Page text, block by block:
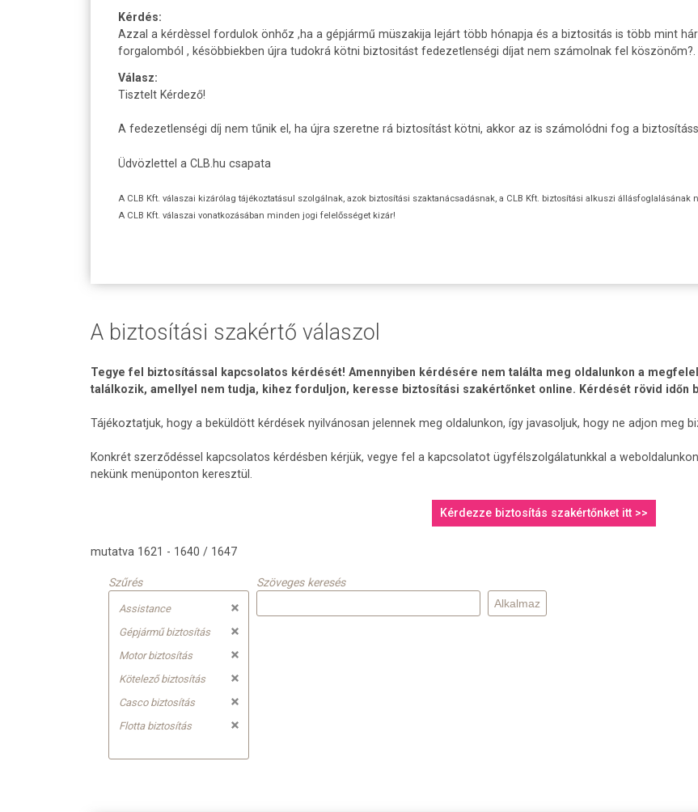
Kérdés:
Azzal a kérdèssel fordulok önhőz ,ha a gépjármű müszakija lejárt több hónapja és a biztositás is több mint
forgalomból , késöbbiekben újra tudokrá kötni biztositást fedezetlenségi díjat nem számolnak fel köszönőm?.
Válasz:
Tisztelt Kérdező!
A fedezetlenségi díj nem tűnik el, ha újra szeretne rá biztosítást kötni, akkor az is számolódni fog a
Üdvözlettel a CLB.hu csapata
A CLB Kft. válaszai kizárólag tájékoztatásul szolgálnak, azok biztosítási szaktanácsadásnak, a CLB Kft. biztosítási alkuszi állásfoglalásának
A CLB Kft. válaszai vonatkozásában minden jogi felelősséget kizár!
A biztosítási szakértő válaszol
Tegye fel biztosítással kapcsolatos kérdését! Amennyiben kérdésére nem találta meg oldalunkon a
találkozik, amellyel nem tudja, kihez forduljon, keresse biztosítási szakértőnket online. Kérdését rövid időn
Tájékoztatjuk, hogy a beküldött kérdések nyilvánosan jelennek meg oldalunkon, így javasoljuk, hogy ne adjon meg
Konkrét szerződéssel kapcsolatos kérdésben kérjük, vegye fel a kapcsolatot ügyfélszolgálatunkkal a
nekünk menüponton keresztül.
Kérdezze biztosítás szakértőnket itt >>
mutatva 1621 - 1640 / 1647
Szűrés
Assistance
Gépjármű biztosítás
Motor biztosítás
Kötelező biztosítás
Casco biztosítás
Flotta biztosítás
Szöveges keresés